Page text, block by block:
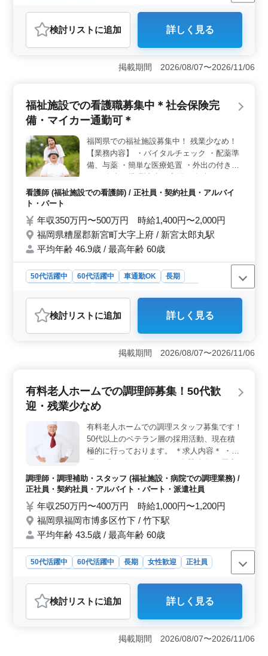
おすすめポイント
＜高い給与と充実した福利厚生＞ この求人は年収300万
円〜600万円と、高い給与が設定されています。交通費全
れており、生活の安定が図れます。車通勤も可能なた
上の方が活躍している職場です。建築設計業務の経験が6
年以上ある方にとって、自分のスキルと経験を最大限に
活かせる環境です。特に、施主との打ち合わせやプラン
ニング、確認申請など、多岐にわたる業務に携われま
す。 ＜働きやすい就業環境＞ 土日祝休みで年間休
日124日と、プライベートの時間をしっかり確保できる点
が魅力です。月平均の残業時間も10時間と少なく、ワー
です。仕事と生活の両立を図りながら、充実した毎日を
送ることができます。
検討リスト に追加 詳しく見る
掲載期間 2026/08/07〜2026/11/06
福祉施設での看護職募集中＊社会保険完
備・マイカー通勤可＊
福岡県での福祉施設募集中！ 残業少なめ！
【業務内容】 ・バイタルチェック ・配薬準
備、与薬 ・簡単な医療処置 ・外出の付き添
メイキング ・吸引、呼吸器ケア ・レクリエ
看護師 (福祉施設での看護師) / 正社員・契約社員・アルバイ
ト・パート
年収350万円〜500万円 時給1,400円〜2,000円
福岡県糟屋郡新宮町大字上府 / 新宮太郎丸駅
平均年齢 46.9歳 / 最高年齢 60歳
50代活躍中 60代活躍中 車通勤OK
長期
おすすめポイント
＜業務内容＞ 患者様と深く関わり、多岐にわたる医療
業務すべてに挑戦することができ、スキルを活かせま
す。バイタルチェックや介助など、患者様を直接サポー
ことが出来ます。週3〜5日勤務という柔軟な働き方に対
応可能で、プライベートとの両立がしやすい環境で
万円程度です。前年度の賞与は年2回の実績で、経営も安
定しています。通勤手当実費支給、社会保険完備等の福
利厚生が整っており、安心して長く働ける環境が整って
います。
検討リスト に追加 詳しく見る
掲載期間 2026/08/07〜2026/11/06
有料老人ホームでの調理師募集！50代歓
迎・残業少なめ
有料老人ホームでの調理スタッフ募集です！
50代以上のベテラン層の採用活動、現在積
極的に行っております。 ＊求人内容＊ ・調
業務 ・店内清掃 ・調理補助 備考 ・週休2日
制 ・社会保険完備 ・勤務時間応相談 ・50
調理師・調理補助・スタッフ (福祉施設・病院での調理業務) /
正社員・契約社員・アルバイト・パート・派遣社員
年収250万円〜400万円 時給1,000円〜1,200円
福岡県福岡市博多区竹下 / 竹下駅
平均年齢 43.5歳 / 最高年齢 60歳
50代活躍中 60代活躍中 長期 女性歓迎
正社員
おすすめポイント
＜経験者歓迎＞ この求人は、調理経験3年以上ある方を
対象にしています。長年の経験を活かし、有料老人ホー
ムで活躍してみませんか。経験者ならではのスキルで、
検討リスト に追加 詳しく見る
掲載期間 2026/08/07〜2026/11/06